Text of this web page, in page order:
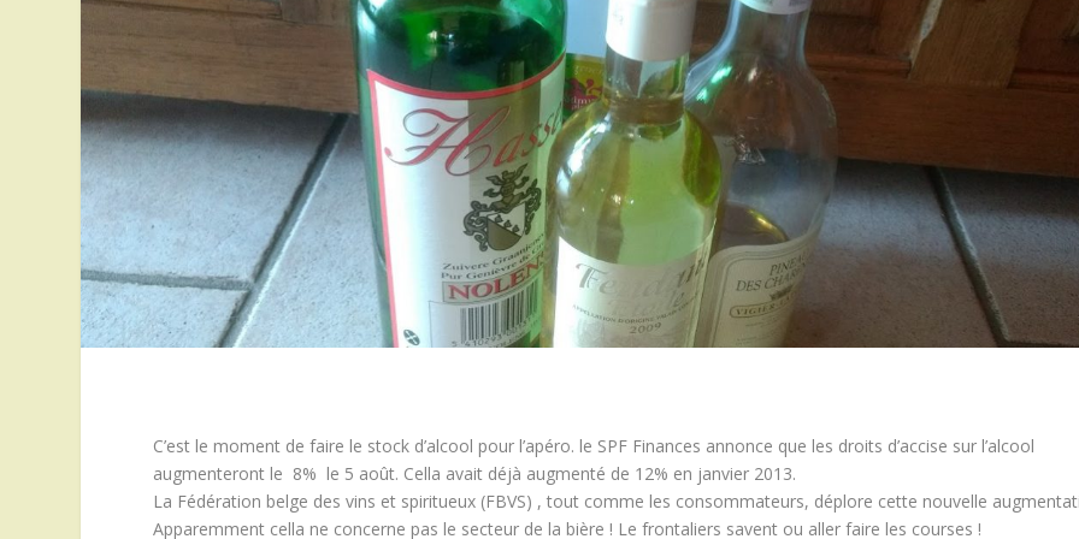
C’est le moment de faire le stock d’alcool pour l’apéro. le SPF Finances annonce que les droits d’accise sur l’alcool
augmenteront le 8% le 5 août. Cella avait déjà augmenté de 12% en janvier 2013.
La Fédération belge des vins et spiritueux (FBVS) , tout comme les consommateurs, déplore cette nouvelle
Apparemment cella ne concerne pas le secteur de la bière ! Le frontaliers savent ou aller faire les courses !